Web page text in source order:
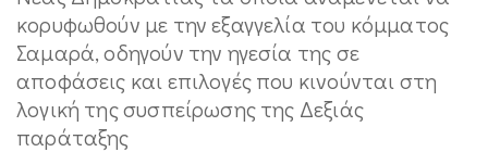
κορυφωθούν με την εξαγγελία του κόμματος
Σαμαρά, οδηγούν την ηγεσία της σε
αποφάσεις και επιλογές που κινούνται στη
λογική της συσπείρωσης της Δεξιάς
παράταξης